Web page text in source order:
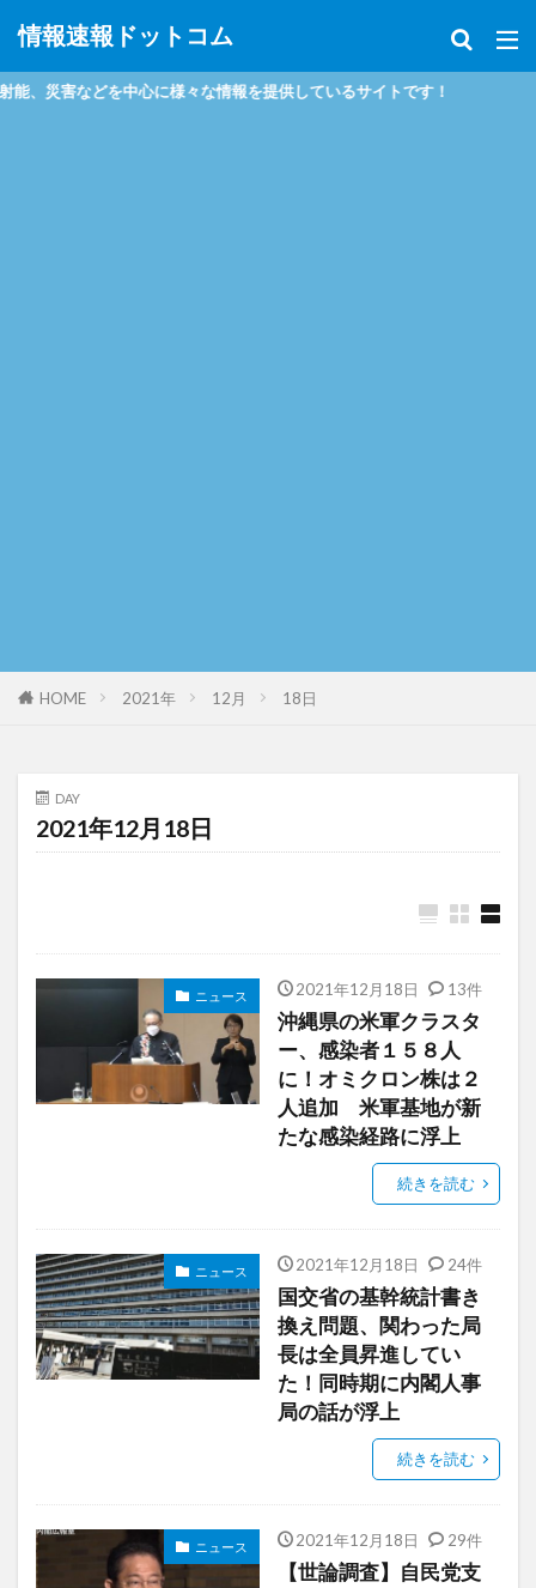
情報速報ドットコム
害などを中心に様々な情報を提供しているサイトです！
HOME 2021年 12月 18日
DAY
2021年12月18日
ニュース 2021年12月18日 13件
沖縄県の米軍クラスタ
ー、感染者１５８人
に！オミクロン株は２
人追加 米軍基地が新
たな感染経路に浮上
続きを読む
ニュース 2021年12月18日 24件
国交省の基幹統計書き
換え問題、関わった局
長は全員昇進してい
た！同時期に内閣人事
局の話が浮上
続きを読む
ニュース 2021年12月18日 29件
【世論調査】自民党支